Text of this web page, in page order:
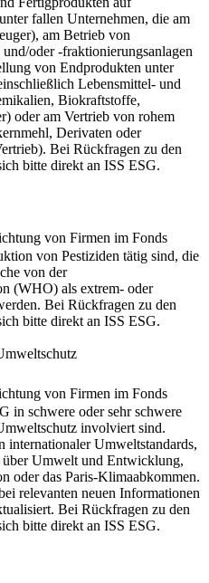
fallen Unternehmen, die am
am Betrieb von
oder -fraktionierungsanlagen
von Endprodukten unter
Lebensmittel- und
Biokraftstoffe,
oder am Vertrieb von rohem
Derivaten oder
Bei Rückfragen zu den
bitte direkt an ISS ESG.
von Firmen im Fonds
von Pestiziden tätig sind, die
von der
(WHO) als extrem- oder
Bei Rückfragen zu den
bitte direkt an ISS ESG.
von Firmen im Fonds
in schwere oder sehr schwere
involviert sind.
internationaler Umweltstandards,
Umwelt und Entwicklung,
oder das Paris-Klimaabkommen.
relevanten neuen Informationen
Bei Rückfragen zu den
bitte direkt an ISS ESG.